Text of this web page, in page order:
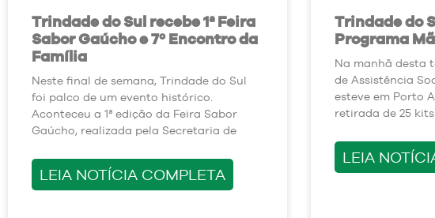
Trindade do Sul recebe 1ª Feira
Sabor Gaúcho e 7º Encontro da
Família
Neste final de semana, Trindade do Sul
foi palco de um evento histórico.
Aconteceu a 1ª edição da Feira Sabor
Gaúcho, realizada pela Secretaria de
LEIA NOTÍCIA COMPLETA
Trindade do
Programa
Na manhã desta
de Assistência
esteve em Porto
retirada de 25
LEIA